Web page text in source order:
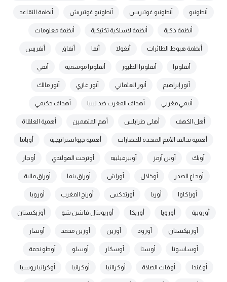
أنطونيو أنطونيو غوتيريس أنطونيو غوتيريش أنظمة التقاعد
أنظمة ذكية أنظمة لاسلكية تكتيكية أنظمة معلومات
أنظمة هبوط الطائرات أنغولا أنفا أنفاق أنفريس
أنفلونزا أنفلونزا الطيور أنفلونزا موسمية أنفي
أنور إبراهيم أنور العثماني أنور غازي أنور مالك
أنيمي مغربي أهداف المغرب ضد ليبيا أهداف حكيمي
أهل الكهف أهلي طرابلس أهم المتهمين أهمية العلقاة
أهمية تحالف الأمم المتحدة للحضارات أهمية جيواستراتيجية أوباما
أوبك أوبن آرمز أوبيرفيلييه أوترخت الهولندي أوجار
أوجاع الصدر أوخلال أوراش أوراق بنما أوراق مالية
أوراكاوا أوربا أورثدكس أورنج المغرب أوروبا
أوروبية أورويا أوريكا أوريونتال فاشن شو أوزبكستان
أوزبيكستان أوزود أوزين أوزين محمد أوسار
أوساسونا أوستا أوسكار أوسلو أوطو نجمة
أوغندا أوقات الصلاة أوكراانيا أوكرانيا أوكرانيا روسيا